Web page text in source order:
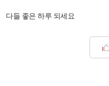
다들 좋은 하루 되세요